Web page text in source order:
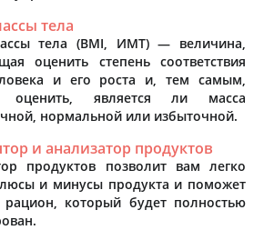
тела
тела (BMI, ИМТ) — величина,
оценить степень соответствия
и его роста и, тем самым,
оценить, является ли масса
нормальной или избыточной.
и анализатор продуктов
продуктов позволит вам легко
и минусы продукта и поможет
рацион, который будет полностью